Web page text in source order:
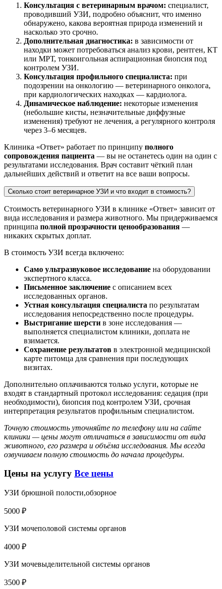
Консультация с ветеринарным врачом: специалист,
проводивший УЗИ, подробно объяснит, что именно
обнаружено, какова вероятная природа изменений и
насколько это срочно.
Дополнительная диагностика: в зависимости от
находки может потребоваться анализ крови, рентген, КТ
или МРТ, тонкоигольная аспирационная биопсия под
контролем УЗИ.
Консультация профильного специалиста: при
подозрении на онкологию — ветеринарного онколога,
при кардиологических находках — кардиолога.
Динамическое наблюдение: некоторые изменения
(небольшие кисты, незначительные диффузные
изменения) требуют не лечения, а регулярного контроля
через 3–6 месяцев.
Клиника «Ответ» работает по принципу полного
сопровождения пациента — вы не останетесь один на один с
результатами исследования. Врач составит чёткий план
дальнейших действий и ответит на все ваши вопросы.
Сколько стоит ветеринарное УЗИ и что входит в стоимость?
Стоимость ветеринарного УЗИ в клинике «Ответ» зависит от
вида исследования и размера животного. Мы придерживаемся
принципа полной прозрачности ценообразования —
никаких скрытых доплат.
В стоимость УЗИ всегда включено:
Само ультразвуковое исследование на оборудовании
экспертного класса.
Письменное заключение с описанием всех
исследованных органов.
Устная консультация специалиста по результатам
исследования непосредственно после процедуры.
Выстригание шерсти в зоне исследования —
выполняется специалистом клиники, доплата не
взимается.
Сохранение результатов в электронной медицинской
карте питомца для сравнения при последующих
визитах.
Дополнительно оплачиваются только услуги, которые не
входят в стандартный протокол исследования: седация (при
необходимости), биопсия под контролем УЗИ, срочная
интерпретация результатов профильным специалистом.
Точную стоимость уточняйте по телефону или на сайте
клиники — цены могут отличаться в зависимости от вида
животного, его размера и объёма исследования. Мы всегда
озвучиваем полную стоимость до начала процедуры.
Цены на услугу Все цены
УЗИ брюшной полости,обзорное
5000 ₽
УЗИ мочеполовой системы органов
4000 ₽
УЗИ мочевыделительной системы органов
3500 ₽